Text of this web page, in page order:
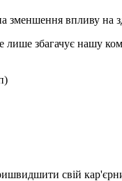
зменшення впливу на
збагачує нашу
свій